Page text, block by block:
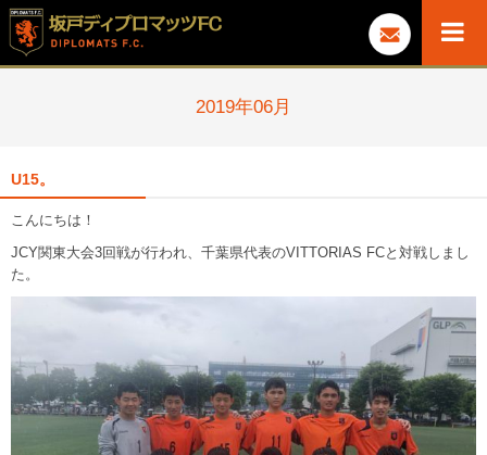
2019年06月
U15。
こんにちは！
JCY関東大会3回戦が行われ、千葉県代表のVITTORIAS FCと対戦しまし
た。